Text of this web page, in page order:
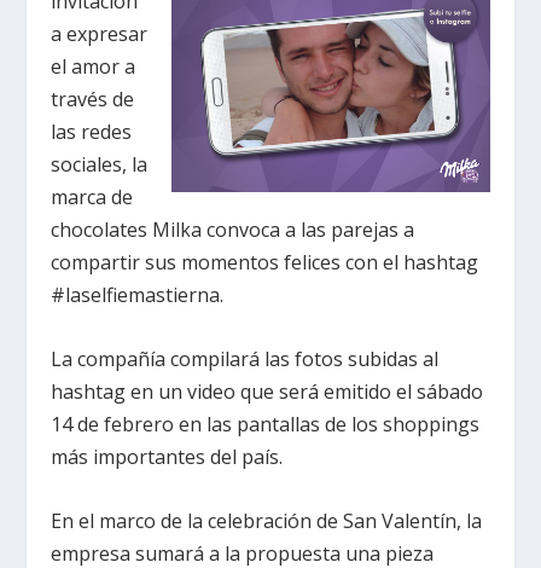
a expresar
el amor a
través de
las redes
sociales, la
marca de
chocolates Milka convoca a las parejas a
compartir sus momentos felices con el hashtag
#laselfiemastierna.
La compañía compilará las fotos subidas al
hashtag en un video que será emitido el sábado
14 de febrero en las pantallas de los shoppings
más importantes del país.
En el marco de la celebración de San Valentín, la
empresa sumará a la propuesta una pieza